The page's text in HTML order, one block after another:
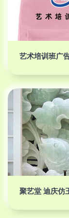
艺术培训班广
聚艺堂 迪庆仿